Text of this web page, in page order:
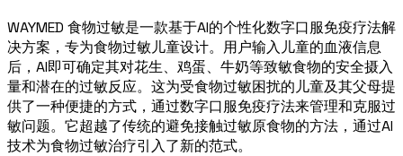
WAYMED 食物过敏是一款基于AI的个性化数字口服免疫疗法解
决方案，专为食物过敏儿童设计。用户输入儿童的血液信息
后，AI即可确定其对花生、鸡蛋、牛奶等致敏食物的安全摄入
量和潜在的过敏反应。这为受食物过敏困扰的儿童及其父母提
供了一种便捷的方式，通过数字口服免疫疗法来管理和克服过
敏问题。它超越了传统的避免接触过敏原食物的方法，通过AI
技术为食物过敏治疗引入了新的范式。